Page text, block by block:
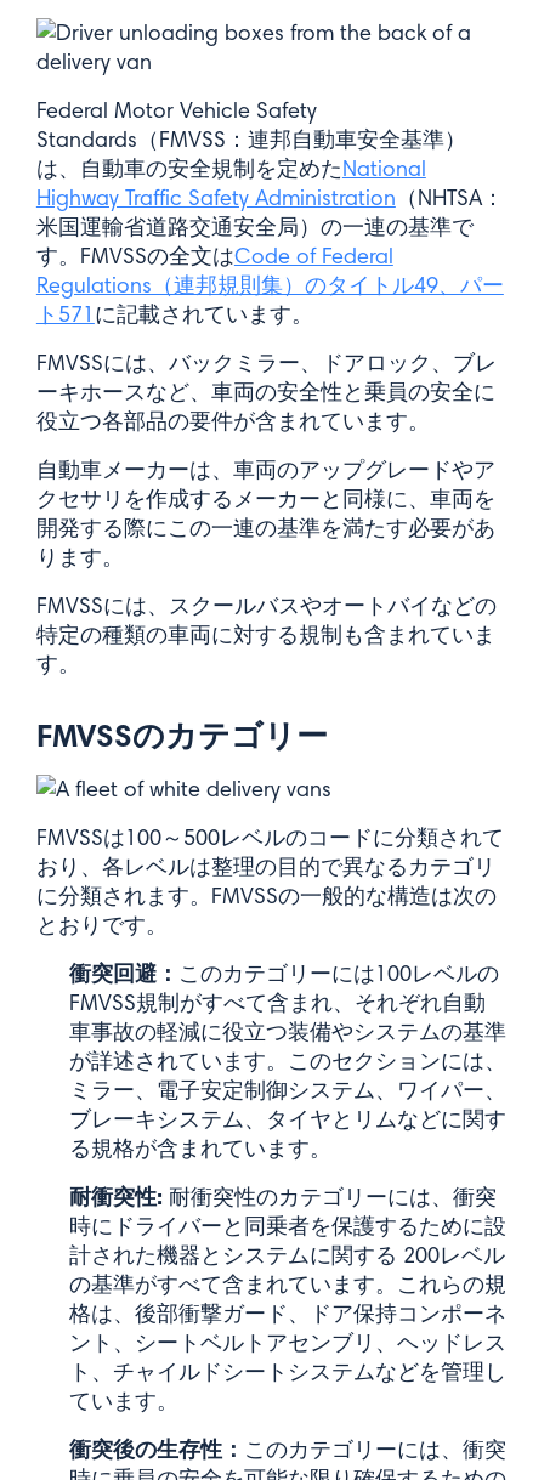
Federal Motor Vehicle Safety
Standards（FMVSS：連邦自動車安全基準）
は、自動車の安全規制を定めたNational
Highway Traffic Safety Administration （NHTSA：
米国運輸省道路交通安全局）の一連の基準で
す。FMVSSの全文はCode of Federal
Regulations（連邦規則集）のタイトル49、パー
ト571 に記載されています。
FMVSSには、バックミラー、ドアロック、ブレ
ーキホースなど、車両の安全性と乗員の安全に
役立つ各部品の要件が含まれています。
自動車メーカーは、車両のアップグレードやア
クセサリを作成するメーカーと同様に、車両を
開発する際にこの一連の基準を満たす必要があ
ります。
FMVSSには、スクールバスやオートバイなどの
特定の種類の車両に対する規制も含まれていま
す。
FMVSSのカテゴリー
FMVSSは100～500レベルのコードに分類されて
おり、各レベルは整理の目的で異なるカテゴリ
に分類されます。FMVSSの一般的な構造は次の
とおりです。
衝突回避： このカテゴリーには100レベルの
FMVSS規制がすべて含まれ、それぞれ自動
車事故の軽減に役立つ装備やシステムの基準
が詳述されています。このセクションには、
ミラー、電子安定制御システム、ワイパー、
ブレーキシステム、タイヤとリムなどに関す
る規格が含まれています。
耐衝突性: 耐衝突性のカテゴリーには、衝突
時にドライバーと同乗者を保護するために設
計された機器とシステムに関する 200レベル
の基準がすべて含まれています。これらの規
格は、後部衝撃ガード、ドア保持コンポーネ
ント、シートベルトアセンブリ、ヘッドレス
ト、チャイルドシートシステムなどを管理し
ています。
衝突後の生存性： このカテゴリーには、衝突